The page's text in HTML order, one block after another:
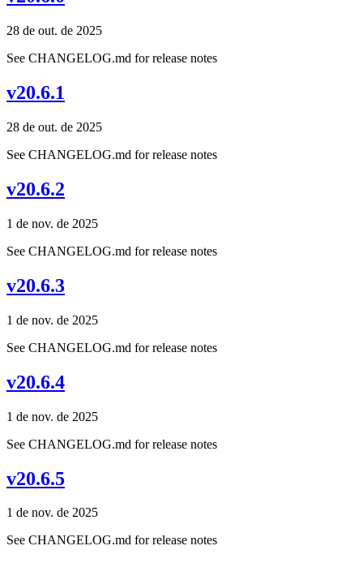
28 de out. de 2025
See CHANGELOG.md for release notes
v20.6.1
28 de out. de 2025
See CHANGELOG.md for release notes
v20.6.2
1 de nov. de 2025
See CHANGELOG.md for release notes
v20.6.3
1 de nov. de 2025
See CHANGELOG.md for release notes
v20.6.4
1 de nov. de 2025
See CHANGELOG.md for release notes
v20.6.5
1 de nov. de 2025
See CHANGELOG.md for release notes